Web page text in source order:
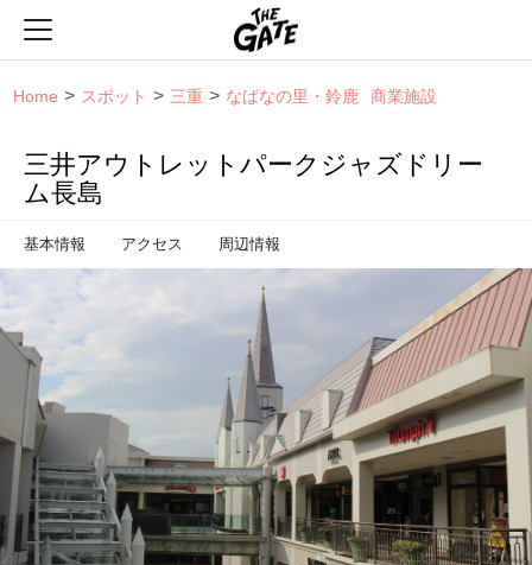
Home スポット 三重 なばなの里・鈴鹿 商業施設
三井アウトレットパークジャズドリー
ム長島
基本情報 アクセス 周辺情報